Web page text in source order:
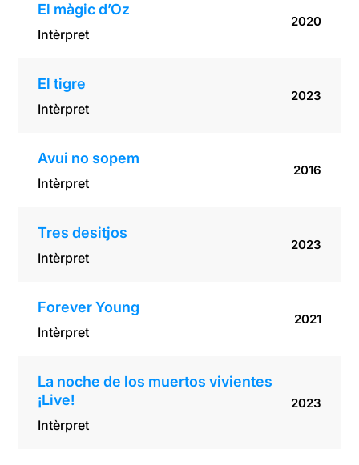
El màgic d’Oz
Intèrpret
2020
El tigre
Intèrpret
2023
Avui no sopem
Intèrpret
2016
Tres desitjos
Intèrpret
2023
Forever Young
Intèrpret
2021
La noche de los muertos vivientes
¡Live!
Intèrpret
2023